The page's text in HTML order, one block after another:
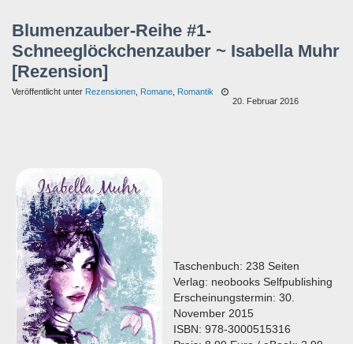
Blumenzauber-Reihe #1-
Schneeglöckchenzauber ~ Isabella Muhr
[Rezension]
Veröffentlicht unter Rezensionen Romane Romantik
20. Februar 2016
Taschenbuch: 238 Seiten
Verlag: neobooks Selfpublishing
Erscheinungstermin: 30.
November 2015
ISBN: 978-3000515316